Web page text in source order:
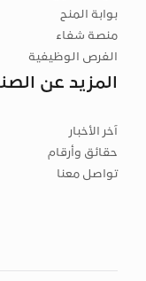
بوابة المنح
منصة شفاء
الفرص الوظيفية
المزيد عن
آخر الأخبار
حقائق وأرقام
تواصل معنا